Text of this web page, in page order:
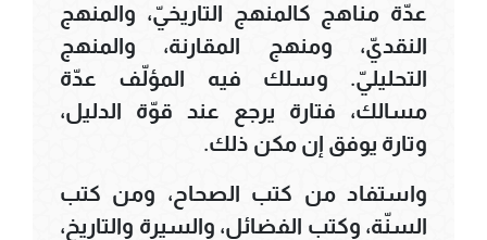
عدّة مناهج كالمنهج التاريخيّ، والمنهج
النقديّ، ومنهج المقارنة، والمنهج
التحليليّ. وسلك فيه المؤلّف عدّة
مسالك، فتارة يرجع عند قوّة الدليل،
وتارة يوفق إن مكن ذلك.
واستفاد من كتب الصحاح، ومن كتب
السنّة، وكتب الفضائل، والسيرة والتاريخ،